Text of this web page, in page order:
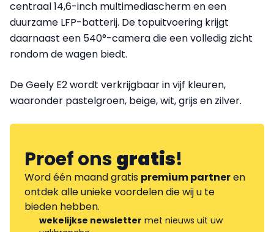
centraal 14,6-inch multimediascherm en een
duurzame LFP-batterij. De topuitvoering krijgt
daarnaast een 540°-camera die een volledig zicht
rondom de wagen biedt.
De Geely E2 wordt verkrijgbaar in vijf kleuren,
waaronder pastelgroen, beige, wit, grijs en zilver.
Proef onsgratis!
Word één maand gratis premium partneren
ontdek alle unieke voordelen die wij u te
bieden hebben.
wekelijkse newsletter met nieuws uit uw